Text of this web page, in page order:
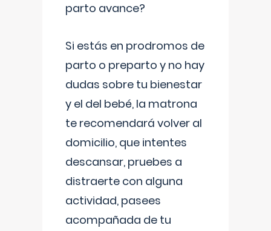
parto avance?
Si estás en prodromos de
parto o preparto y no hay
dudas sobre tu bienestar
y el del bebé, la matrona
te recomendará volver al
domicilio, que intentes
descansar, pruebes a
distraerte con alguna
actividad, pasees
acompañada de tu